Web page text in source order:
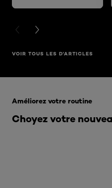
PREVIOUS CARD
NEXT CARD
VOIR TOUS LES D'ARTICLES
Choyez votre
Améliorez votre routine